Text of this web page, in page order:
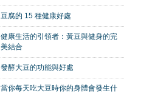
豆腐的 15 種健康好處
健康生活的引領者：黃豆與健身的完
美結合
發酵大豆的功能與好處
當你每天吃大豆時你的身體會發生什